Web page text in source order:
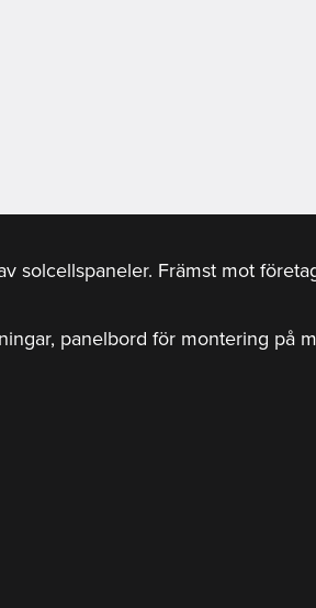
Främst mot
panelbord för montering på